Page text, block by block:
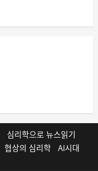
심리학으로 뉴스읽기
협상의 심리학 AI시대